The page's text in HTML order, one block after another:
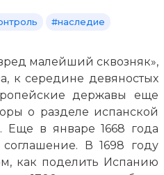
#наследие
малейший сквозняк»,
к середине девяностых
державы еще
о разделе испанской
Еще в январе 1668 года
В 1698 году
как поделить Испанию